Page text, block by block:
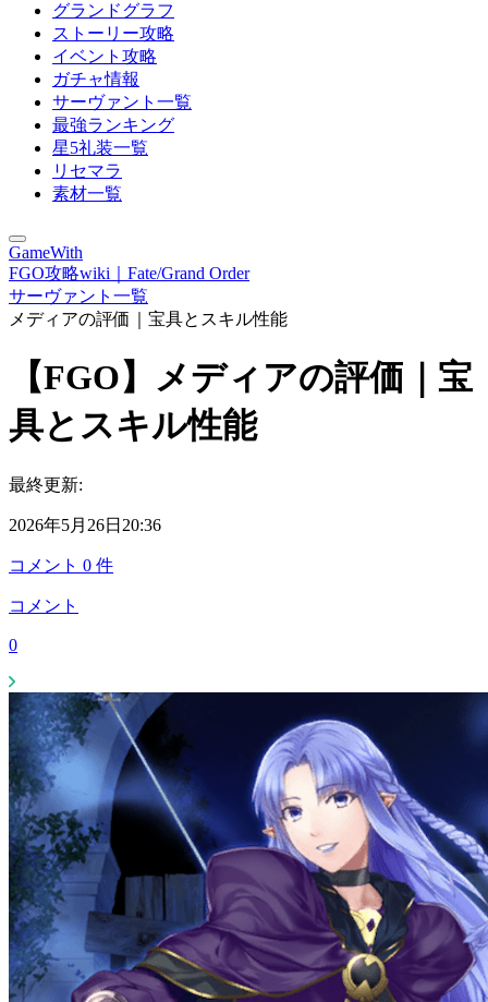
グランドグラフ
ストーリー攻略
イベント攻略
ガチャ情報
サーヴァント一覧
最強ランキング
星5礼装一覧
リセマラ
素材一覧
GameWith
FGO攻略wiki｜Fate/Grand Order
サーヴァント一覧
メディアの評価｜宝具とスキル性能
【FGO】メディアの評価｜宝
具とスキル性能
最終更新:
2026年5月26日20:36
コメント 0 件
コメント
0